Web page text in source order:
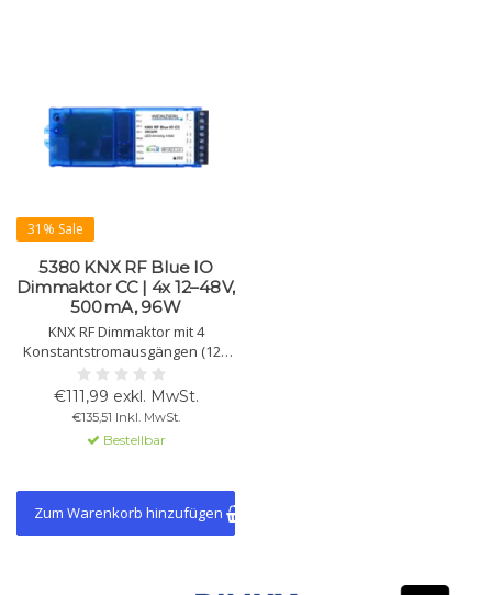
31% Sale
5380 KNX RF Blue IO
Dimmaktor CC | 4x 12–48 V,
500 mA, 96 W
KNX RF Dimmaktor mit 4
Konstantstromausgängen (12–
48 V⎓, 500 mA) für RGB, RGBW,
Tunable White LEDs. Inkl.
Szenen, Timer, KNX Data Secure.
Max. 96 W.
€111,99 exkl. MwSt.
€135,51 Inkl. MwSt.
Bestellbar
Zum Warenkorb hinzufügen